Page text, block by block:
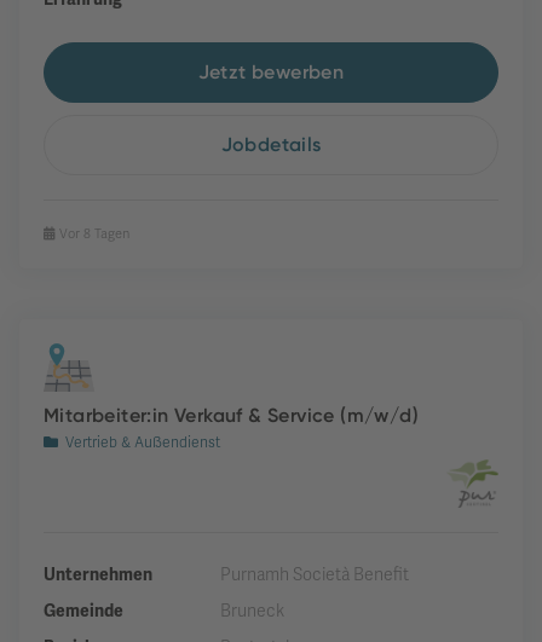
Jetzt bewerben
Jobdetails
Vor 8 Tagen
Mitarbeiter:in Verkauf & Service (m/w/d)
Vertrieb & Außendienst
Unternehmen
Purnamh Società Benefit
Gemeinde
Bruneck